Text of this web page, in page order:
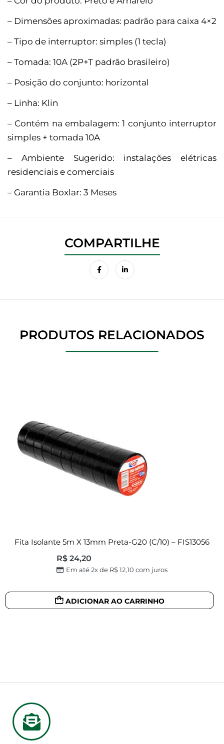
– Dimensões aproximadas: padrão para caixa 4×2
– Tipo de interruptor: simples (1 tecla)
– Tomada: 10A (2P+T padrão brasileiro)
– Posição do conjunto: horizontal
– Linha: Klin
– Contém na embalagem: 1 conjunto interruptor
simples + tomada 10A
– Ambiente Sugerido: instalações elétricas
residenciais e comerciais
– Garantia Boxlar: 3 Meses
PRODUTOS RELACIONADOS
Fita Isolante 5m X 13mm Preta-G20 (c/10) – FIS13056
R$ 24,20
Em até 2x de R$12,10 com juros
ADICIONAR AO CARRINHO